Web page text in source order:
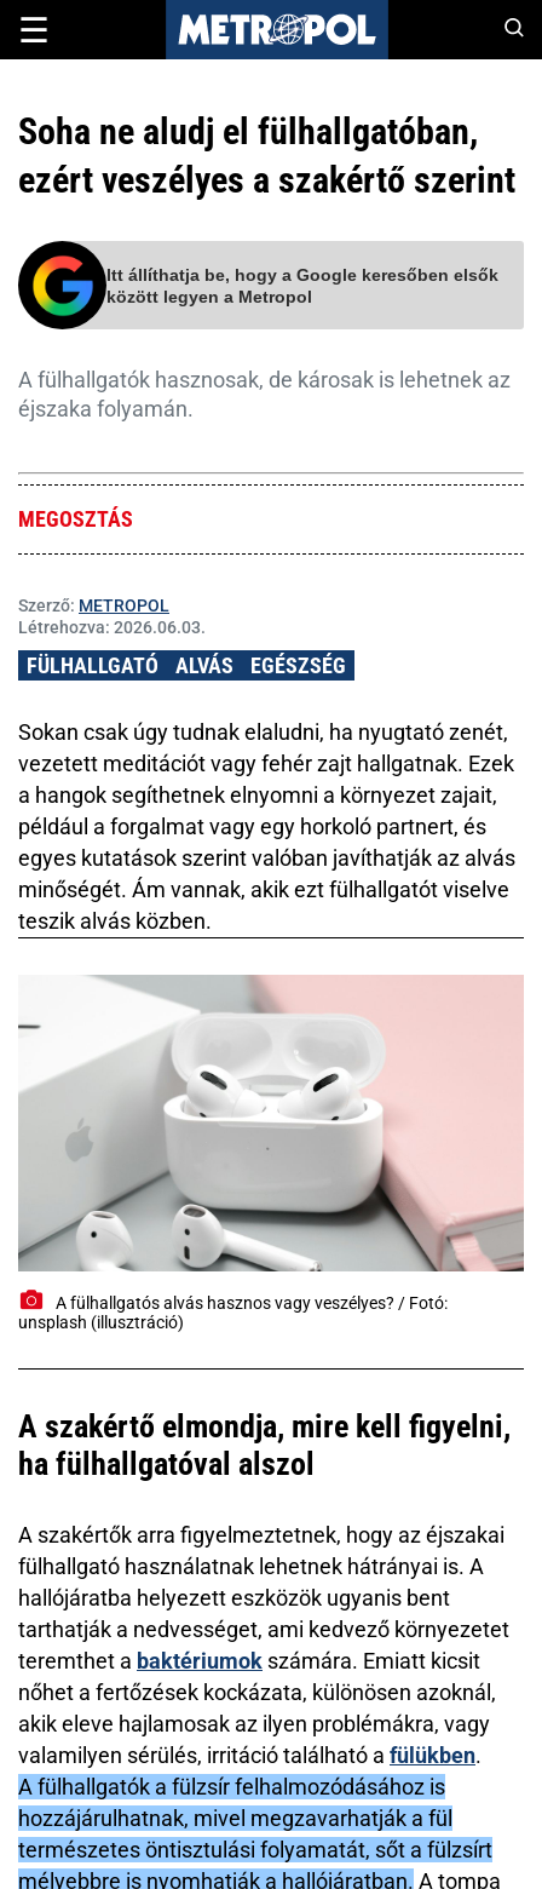
☰
Soha ne aludj el fülhallgatóban,
ezért veszélyes a szakértő szerint
Itt állíthatja be, hogy a Google keresőben elsők
között legyen a Metropol
A fülhallgatók hasznosak, de károsak is lehetnek az
éjszaka folyamán.
MEGOSZTÁS
Szerző: METROPOL
Létrehozva: 2026.06.03.
FÜLHALLGATÓ ALVÁS EGÉSZSÉG
Sokan csak úgy tudnak elaludni, ha nyugtató zenét,
vezetett meditációt vagy fehér zajt hallgatnak. Ezek
a hangok segíthetnek elnyomni a környezet zajait,
például a forgalmat vagy egy horkoló partnert, és
egyes kutatások szerint valóban javíthatják az alvás
minőségét. Ám vannak, akik ezt fülhallgatót viselve
teszik alvás közben.
A fülhallgatós alvás hasznos vagy veszélyes? / Fotó:
unsplash (illusztráció)
A szakértő elmondja, mire kell figyelni,
ha fülhallgatóval alszol
A szakértők arra figyelmeztetnek, hogy az éjszakai
fülhallgató használatnak lehetnek hátrányai is. A
hallójáratba helyezett eszközök ugyanis bent
tarthatják a nedvességet, ami kedvező környezetet
teremthet a baktériumok számára. Emiatt kicsit
nőhet a fertőzések kockázata, különösen azoknál,
akik eleve hajlamosak az ilyen problémákra, vagy
valamilyen sérülés, irritáció található a fülükben.
A fülhallgatók a fülzsír felhalmozódásához is
hozzájárulhatnak, mivel megzavarhatják a fül
természetes öntisztulási folyamatát, sőt a fülzsírt
mélyebbre is nyomhatják a hallójáratban. A tompa